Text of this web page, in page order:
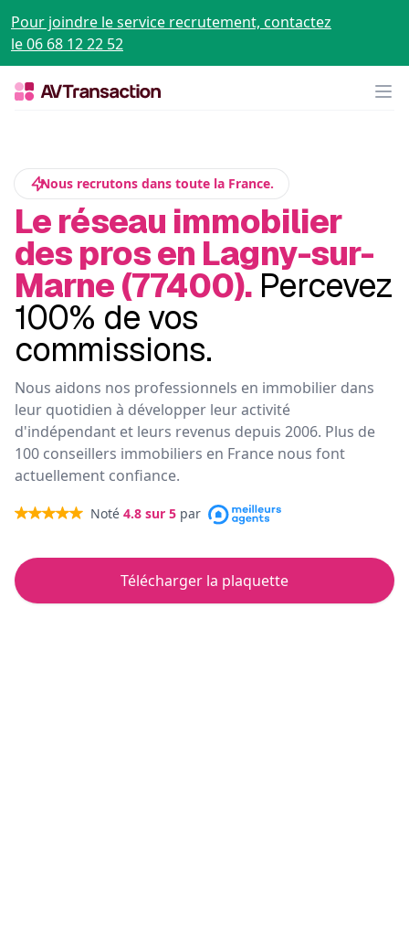
Pour joindre le service recrutement, contactez
le 06 68 12 22 52
Nous recrutons dans toute la France.
Le réseau immobilier
des pros en Lagny-sur-
Marne (77400). Percevez
100% de vos
commissions.
Nous aidons nos professionnels en immobilier dans
leur quotidien à développer leur activité
d'indépendant et leurs revenus depuis 2006. Plus de
100 conseillers immobiliers en France nous font
actuellement confiance.
Noté 4.8 sur 5 par
Télécharger la plaquette